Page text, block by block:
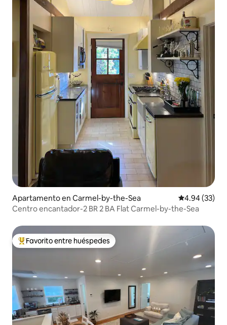
Apartamento en Carmel-by-the-Sea Calificación
4.94 (33)
Centro encantador-2 BR 2 BA Flat Carmel-by-the-Sea
Favorito entre huéspedes preferido
Favorito entre huéspedes